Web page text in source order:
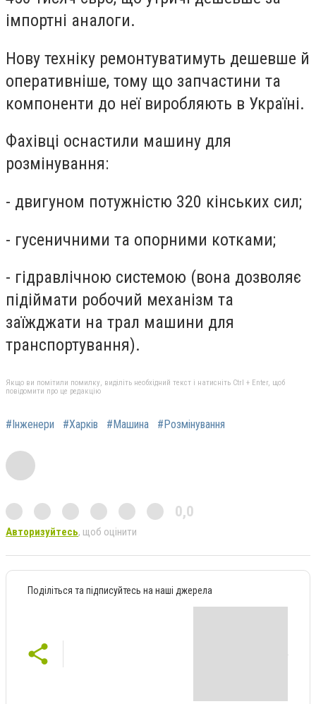
імпортні аналоги.
Нову техніку ремонтуватимуть дешевше й
оперативніше, тому що запчастини та
компоненти до неї виробляють в Україні.
Фахівці оснастили машину для
розмінування:
- двигуном потужністю 320 кінських сил;
- гусеничними та опорними котками;
- гідравлічною системою (вона дозволяє
підіймати робочий механізм та
заїжджати на трал машини для
транспортування).
Якщо ви помітили помилку, виділіть необхідний текст і натисніть Ctrl + Enter, щоб
повідомити про це редакцію
#Інженери #Харків #Машина #Розмінування
0,0
Авторизуйтесь, щоб оцінити
Поділіться та підписуйтесь на наші джерела